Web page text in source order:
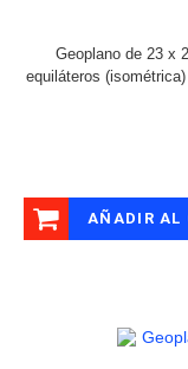
Geoplano de 23 x
equiláteros
AÑADIR AL